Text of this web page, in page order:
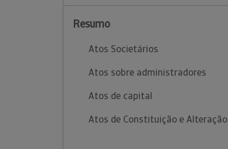
Resumo
Atos Societários
Atos sobre administradores
Atos de capital
Atos de Constituição e Alteração